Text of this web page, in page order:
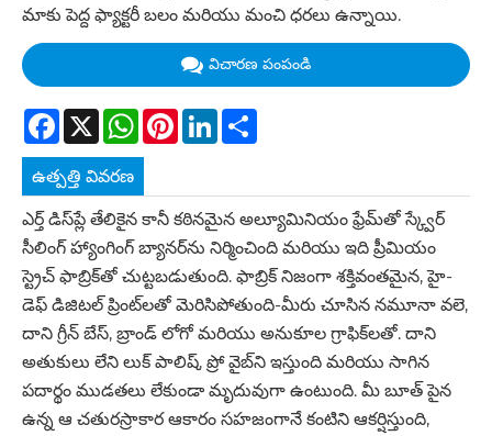
మాకు పెద్ద ఫ్యాక్టరీ బలం మరియు మంచి ధరలు ఉన్నాయి.
విచారణ పంపండి
Facebook
X WhatsApp
Pinterest
LinkedIn
ఉత్పత్తి వివరణ
ఎర్త్ డిస్‌ప్లే తేలికైన కానీ కఠినమైన అల్యూమినియం ఫ్రేమ్‌తో స్క్వేర్
సీలింగ్ హ్యాంగింగ్ బ్యానర్‌ను నిర్మించింది మరియు ఇది ప్రీమియం
స్ట్రెచ్ ఫాబ్రిక్‌తో చుట్టబడుతుంది. ఫాబ్రిక్ నిజంగా శక్తివంతమైన, హై-
డెఫ్ డిజిటల్ ప్రింట్‌లతో మెరిసిపోతుంది-మీరు చూసిన నమూనా వలె,
దాని గ్రీన్ బేస్, బ్రాండ్ లోగో మరియు అనుకూల గ్రాఫిక్‌లతో. దాని
అతుకులు లేని లుక్ పాలిష్, ప్రో వైబ్‌ని ఇస్తుంది మరియు సాగిన
పదార్థం ముడతలు లేకుండా మృదువుగా ఉంటుంది. మీ బూత్ పైన
ఉన్న ఆ చతురస్రాకార ఆకారం సహజంగానే కంటిని ఆకర్షిస్తుంది,